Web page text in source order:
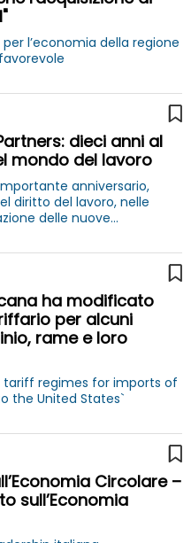
l’economia della regione
dieci anni al
mondo del lavoro
anniversario,
diritto del lavoro, nelle
delle nuove
delle Imprese
ha modificato
per alcuni
rame e loro
tariff regimes for imports of
the United States`
Circolare –
sull’Economia